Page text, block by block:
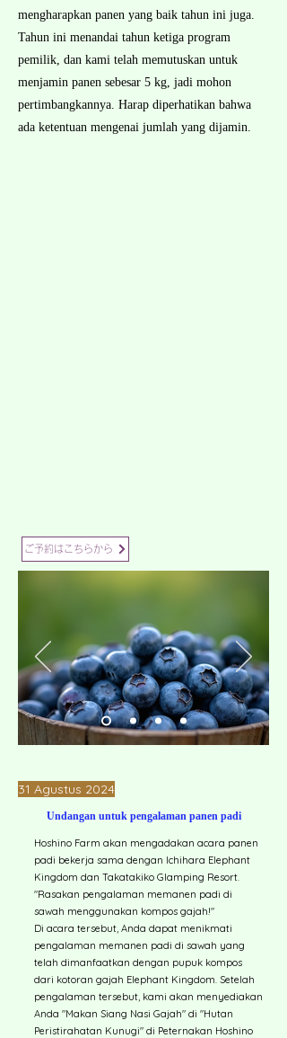
mengharapkan panen yang baik tahun ini juga.
Tahun ini menandai tahun ketiga program
pemilik, dan kami telah memutuskan untuk
menjamin panen sebesar 5 kg, jadi mohon
pertimbangkannya. Harap diperhatikan bahwa
ada ketentuan mengenai jumlah yang dijamin.
ご予約はこちらから
31 Agustus 2024
Undangan untuk pengalaman panen padi
Hoshino Farm akan mengadakan acara panen
padi bekerja sama dengan Ichihara Elephant
Kingdom dan Takatakiko Glamping Resort.
"Rasakan pengalaman memanen padi di
sawah menggunakan kompos gajah!"
Di acara tersebut, Anda dapat menikmati
pengalaman memanen padi di sawah yang
telah dimanfaatkan dengan pupuk kompos
dari kotoran gajah Elephant Kingdom. Setelah
pengalaman tersebut, kami akan menyediakan
Anda "Makan Siang Nasi Gajah" di "Hutan
Peristirahatan Kunugi" di Peternakan Hoshino